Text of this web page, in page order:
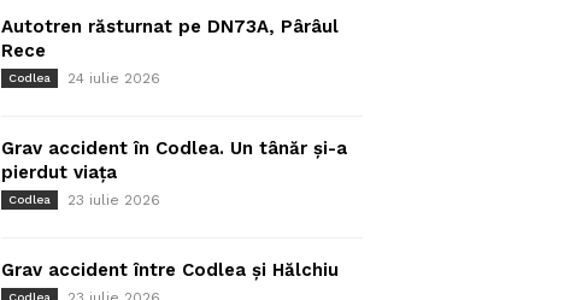
Autotren răsturnat pe DN73A, Pârâul
Rece
Codlea 24 iulie 2026
Grav accident în Codlea. Un tânăr și-a
pierdut viața
Codlea 23 iulie 2026
Grav accident între Codlea și Hălchiu
Codlea